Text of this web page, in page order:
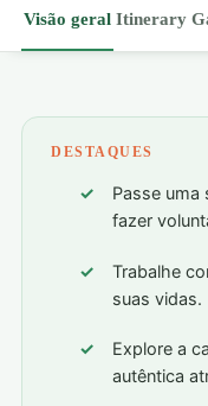
Visão geral Itinerary
DESTAQUES
Passe uma
fazer
Trabalhe
suas vidas.
Explore a
autêntica